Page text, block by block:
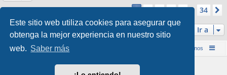
Este sitio web utiliza cookies para asegurar que
obtenga la mejor experiencia en nuestro sitio
web. Saber más
Página1de34
1 2 3 4 5 … 34
Ir a
Inicio (Web) Foro Punta de Lanza Wargames Contáctenos
Desarrollado porphpBB® Forum Software © phpBB Limited